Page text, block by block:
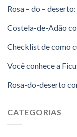
Rosa – do –
Costela-de-Adão
Checklist de como
Você conhece a
Rosa-do-deserto
CATEGORIAS